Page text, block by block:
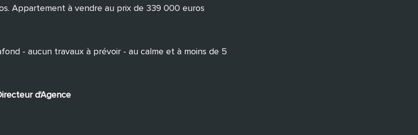
Appartement à vendre au prix de 339 000 euros
- aucun travaux à prévoir - au calme et à moins de 5
d'Agence